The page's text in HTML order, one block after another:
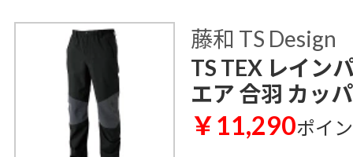
藤和 TS Design
TS TEX レイン
エア 合羽 カッパ
￥11,290ポイ